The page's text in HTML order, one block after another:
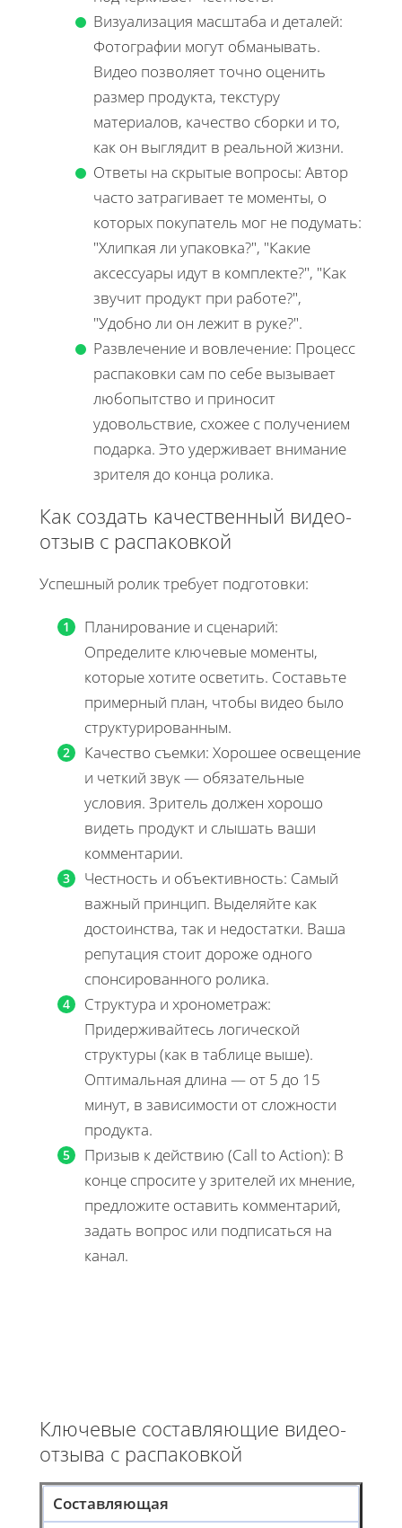
Визуализация масштаба и деталей:
Фотографии могут обманывать.
Видео позволяет точно оценить
размер продукта, текстуру
материалов, качество сборки и то,
как он выглядит в реальной жизни.
Ответы на скрытые вопросы: Автор
часто затрагивает те моменты, о
которых покупатель мог не подумать:
"Хлипкая ли упаковка?", "Какие
аксессуары идут в комплекте?", "Как
звучит продукт при работе?",
"Удобно ли он лежит в руке?".
Развлечение и вовлечение: Процесс
распаковки сам по себе вызывает
любопытство и приносит
удовольствие, схожее с получением
подарка. Это удерживает внимание
зрителя до конца ролика.
Как создать качественный видео-
отзыв с распаковкой
Успешный ролик требует подготовки:
Планирование и сценарий:
Определите ключевые моменты,
которые хотите осветить. Составьте
примерный план, чтобы видео было
структурированным.
Качество съемки: Хорошее освещение
и четкий звук — обязательные
условия. Зритель должен хорошо
видеть продукт и слышать ваши
комментарии.
Честность и объективность: Самый
важный принцип. Выделяйте как
достоинства, так и недостатки. Ваша
репутация стоит дороже одного
спонсированного ролика.
Структура и хронометраж:
Придерживайтесь логической
структуры (как в таблице выше).
Оптимальная длина — от 5 до 15
минут, в зависимости от сложности
продукта.
Призыв к действию (Call to Action): В
конце спросите у зрителей их мнение,
предложите оставить комментарий,
задать вопрос или подписаться на
канал.
Ключевые составляющие видео-
отзыва с распаковкой
Составляющая